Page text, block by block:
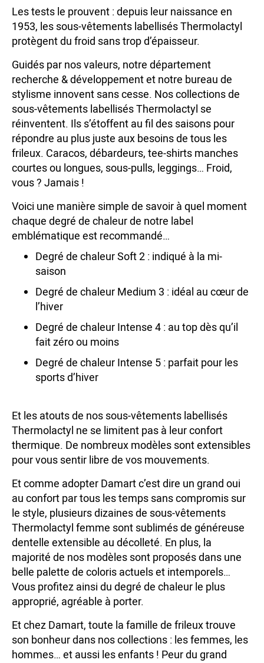
Les tests le prouvent : depuis leur naissance en
1953, les sous-vêtements labellisés Thermolactyl
protègent du froid sans trop d’épaisseur.
Guidés par nos valeurs, notre département
recherche & développement et notre bureau de
stylisme innovent sans cesse. Nos collections de
sous-vêtements labellisés Thermolactyl se
réinventent. Ils s’étoffent au fil des saisons pour
répondre au plus juste aux besoins de tous les
frileux. Caracos, débardeurs, tee-shirts manches
courtes ou longues, sous-pulls, leggings… Froid,
vous ? Jamais !
Voici une manière simple de savoir à quel moment
chaque degré de chaleur de notre label
emblématique est recommandé…
Degré de chaleur Soft 2 : indiqué à la mi-
saison
Degré de chaleur Medium 3 : idéal au cœur de
l’hiver
Degré de chaleur Intense 4 : au top dès qu’il
fait zéro ou moins
Degré de chaleur Intense 5 : parfait pour les
sports d’hiver
Et les atouts de nos sous-vêtements labellisés
Thermolactyl ne se limitent pas à leur confort
thermique. De nombreux modèles sont extensibles
pour vous sentir libre de vos mouvements.
Et comme adopter Damart c’est dire un grand oui
au confort par tous les temps sans compromis sur
le style, plusieurs dizaines de sous-vêtements
Thermolactyl femme sont sublimés de généreuse
dentelle extensible au décolleté. En plus, la
majorité de nos modèles sont proposés dans une
belle palette de coloris actuels et intemporels…
Vous profitez ainsi du degré de chaleur le plus
approprié, agréable à porter.
Et chez Damart, toute la famille de frileux trouve
son bonheur dans nos collections : les femmes, les
hommes… et aussi les enfants ! Peur du grand